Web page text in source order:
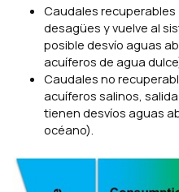
Caudales
desagües y vuelve al
posible desvío aguas
acuíferos de agua
Caudales no
acuíferos salinos,
tienen desvíos aguas
océano).